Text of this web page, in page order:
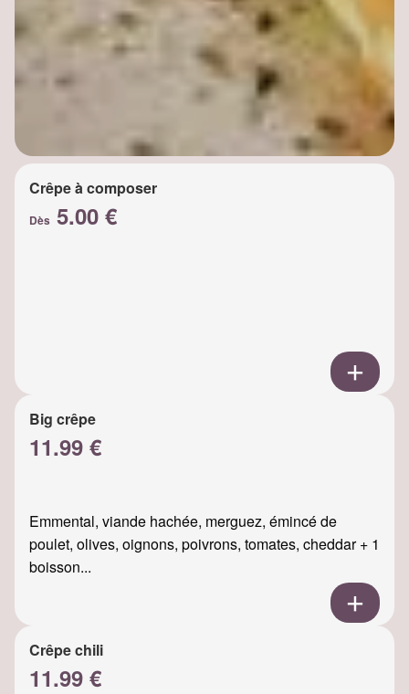
Crêpe à composer
Dès 5.00 €
Big crêpe
11.99 €
Emmental, viande hachée, merguez, émincé de
poulet, olives, oignons, poivrons, tomates, cheddar + 1
boisson...
Crêpe chili
11.99 €